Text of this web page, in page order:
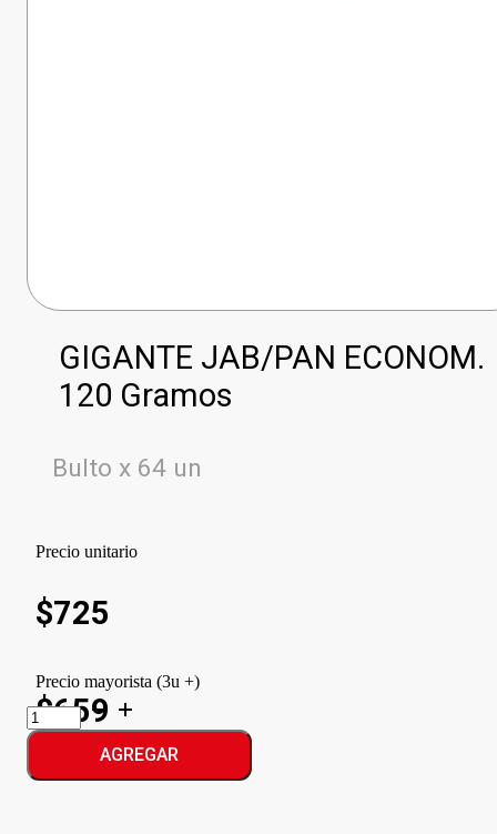
GIGANTE JAB/PAN ECONOM.
120 Gramos
Bulto x 64 un
Precio unitario
$725
Precio mayorista (3u +)
$659
GIGANTE
JAB/PAN
ECONOM.AGREGAR